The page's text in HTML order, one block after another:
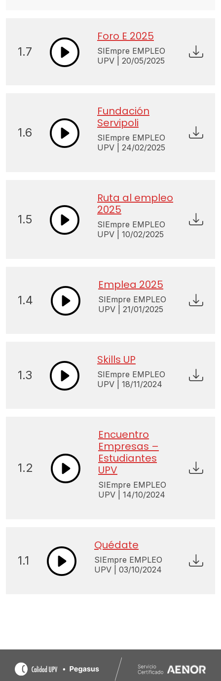
1.7
Foro E 2025
SIEmpre EMPLEO
UPV | 20/05/2025
1.6
Fundación
Servipoli
SIEmpre EMPLEO
UPV | 24/02/2025
1.5
Ruta al empleo
2025
SIEmpre EMPLEO
UPV | 10/02/2025
1.4
Emplea 2025
SIEmpre EMPLEO
UPV | 21/01/2025
1.3
Skills UP
SIEmpre EMPLEO
UPV | 18/11/2024
1.2
Encuentro
Empresas –
Estudiantes
UPV
SIEmpre EMPLEO
UPV | 14/10/2024
1.1
Quédate
SIEmpre EMPLEO
UPV | 03/10/2024